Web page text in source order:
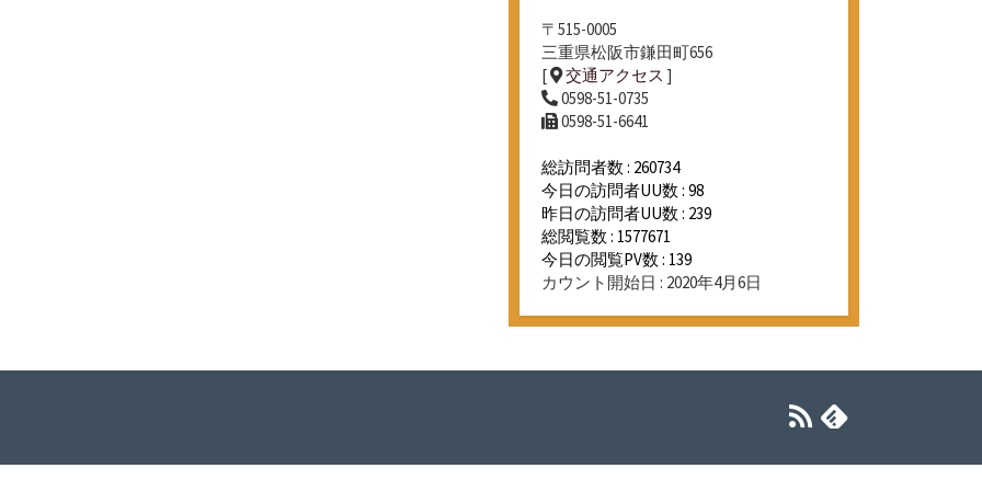
〒515-0005
三重県松阪市鎌田町656
[
交通アクセス ]
0598-51-0735
0598-51-6641
総訪問者数 : 260734
今日の訪問者UU数 : 98
昨日の訪問者UU数 : 239
総閲覧数 : 1577671
今日の閲覧PV数 : 139
カウント開始日 : 2020年4月6日
RSS Feedly